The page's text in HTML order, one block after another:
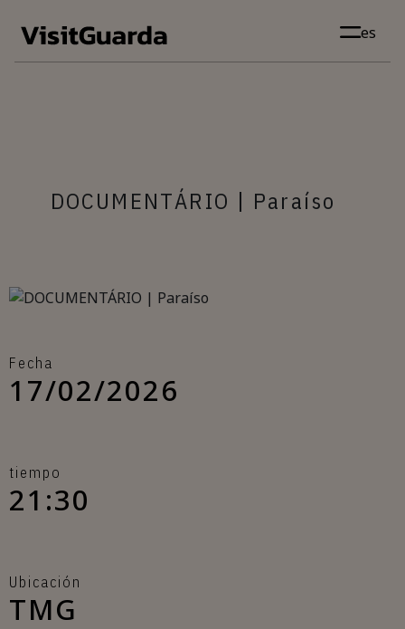
es
DOCUMENTÁRIO | Paraíso
Fecha
17/02/2026
tiempo
21:30
Ubicación
TMG